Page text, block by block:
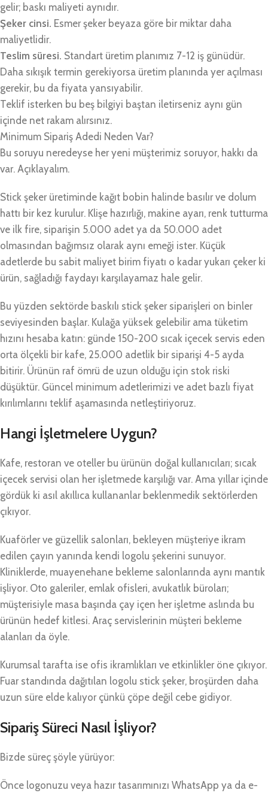
gelir; baskı maliyeti aynıdır.
Şeker cinsi. Esmer şeker beyaza göre bir miktar daha
maliyetlidir.
Teslim süresi. Standart üretim planımız 7-12 iş günüdür.
Daha sıkışık termin gerekiyorsa üretim planında yer açılması
gerekir, bu da fiyata yansıyabilir.
Teklif isterken bu beş bilgiyi baştan iletirseniz aynı gün
içinde net rakam alırsınız.
Minimum Sipariş Adedi Neden Var?
Bu soruyu neredeyse her yeni müşterimiz soruyor, hakkı da
var. Açıklayalım.
Stick şeker üretiminde kağıt bobin halinde basılır ve dolum
hattı bir kez kurulur. Klişe hazırlığı, makine ayarı, renk tutturma
ve ilk fire, siparişin 5.000 adet ya da 50.000 adet
olmasından bağımsız olarak aynı emeği ister. Küçük
adetlerde bu sabit maliyet birim fiyatı o kadar yukarı çeker ki
ürün, sağladığı faydayı karşılayamaz hale gelir.
Bu yüzden sektörde baskılı stick şeker siparişleri on binler
seviyesinden başlar. Kulağa yüksek gelebilir ama tüketim
hızını hesaba katın: günde 150-200 sıcak içecek servis eden
orta ölçekli bir kafe, 25.000 adetlik bir siparişi 4-5 ayda
bitirir. Ürünün raf ömrü de uzun olduğu için stok riski
düşüktür. Güncel minimum adetlerimizi ve adet bazlı fiyat
kırılımlarını teklif aşamasında netleştiriyoruz.
Hangi İşletmelere Uygun?
Kafe, restoran ve oteller bu ürünün doğal kullanıcıları; sıcak
içecek servisi olan her işletmede karşılığı var. Ama yıllar içinde
gördük ki asıl akıllıca kullananlar beklenmedik sektörlerden
çıkıyor.
Kuaförler ve güzellik salonları, bekleyen müşteriye ikram
edilen çayın yanında kendi logolu şekerini sunuyor.
Kliniklerde, muayenehane bekleme salonlarında aynı mantık
işliyor. Oto galeriler, emlak ofisleri, avukatlık büroları;
müşterisiyle masa başında çay içen her işletme aslında bu
ürünün hedef kitlesi. Araç servislerinin müşteri bekleme
alanları da öyle.
Kurumsal tarafta ise ofis ikramlıkları ve etkinlikler öne çıkıyor.
Fuar standında dağıtılan logolu stick şeker, broşürden daha
uzun süre elde kalıyor çünkü çöpe değil cebe gidiyor.
Sipariş Süreci Nasıl İşliyor?
Bizde süreç şöyle yürüyor:
Önce logonuzu veya hazır tasarımınızı WhatsApp ya da e-